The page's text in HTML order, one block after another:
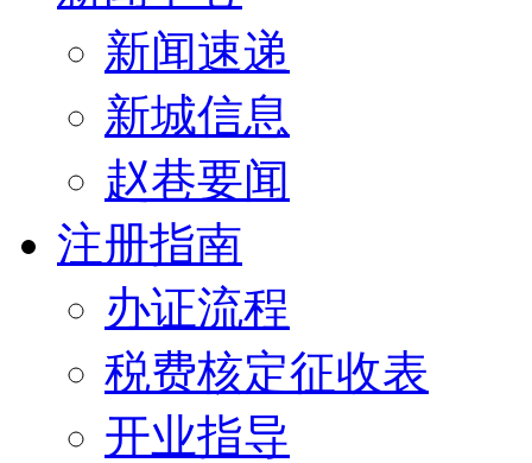
新闻速递
新城信息
赵巷要闻
注册指南
办证流程
税费核定征收表
开业指导